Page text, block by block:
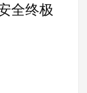
全终极